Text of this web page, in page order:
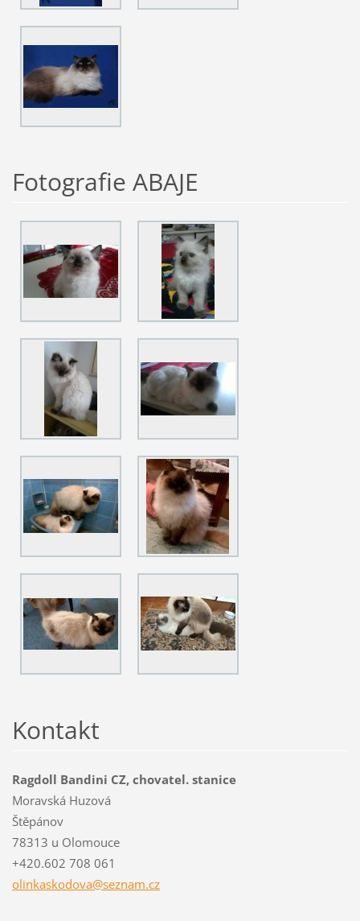
Fotografie ABAJE
Kontakt
Ragdoll Bandini CZ, chovatel. stanice
Moravská Huzová
Štěpánov
78313 u Olomouce
+420.602 708 061
olinkaskodova@seznam.cz